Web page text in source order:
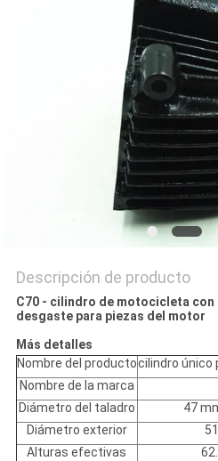
Descripción de producto
C70 - cilindro de motocicleta con
desgaste para piezas del motor
Más detalles
Nombre del productocilindro
Nombre de la marca
Diámetro del taladro
47
Diámetro exterior
Alturas efectivas